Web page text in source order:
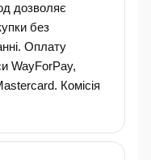
дозволяє
без
Оплату
WayForPay,
Комісія